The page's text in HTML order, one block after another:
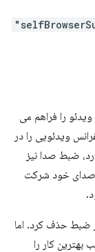
را فراهم می
ویدئویی را در
ضبط صدا نیز
صدای خود شرکت
ضبط حذف کرد. اما
کار را